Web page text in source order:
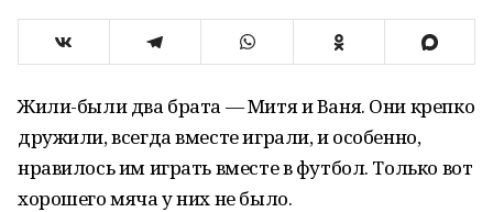
Жили-были два брата — Митя и Ваня. Они крепко
дружили, всегда вместе играли, и особенно,
нравилось им играть вместе в футбол. Только вот
хорошего мяча у них не было.